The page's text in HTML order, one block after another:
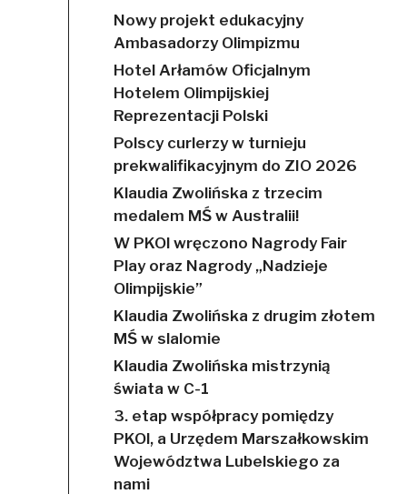
Nowy projekt edukacyjny
Ambasadorzy Olimpizmu
Hotel Arłamów Oficjalnym
Hotelem Olimpijskiej
Reprezentacji Polski
Polscy curlerzy w turnieju
prekwalifikacyjnym do ZIO 2026
Klaudia Zwolińska z trzecim
medalem MŚ w Australii!
W PKOl wręczono Nagrody Fair
Play oraz Nagrody „Nadzieje
Olimpijskie”
Klaudia Zwolińska z drugim złotem
MŚ w slalomie
Klaudia Zwolińska mistrzynią
świata w C-1
3. etap współpracy pomiędzy
PKOl, a Urzędem Marszałkowskim
Województwa Lubelskiego za
nami